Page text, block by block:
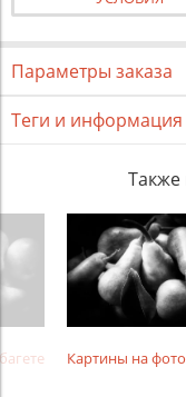
Параметры заказа
Теги и
Также
Картины на